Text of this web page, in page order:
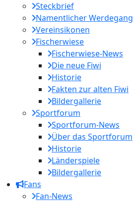
Steckbrief
Namentlicher Werdegang
Vereinsikonen
Fischerwiese
Fischerwiese-News
Die neue Fiwi
Historie
Fakten zur alten Fiwi
Bildergallerie
Sportforum
Sportforum-News
Über das Sportforum
Historie
Länderspiele
Bildergallerie
Fans
Fan-News